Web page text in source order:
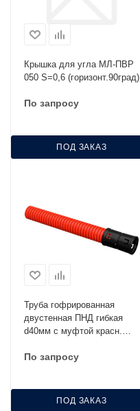
Крышка для угла МЛ-ПВР
050 S=0,6 (горизонт.90град)
По запросу
ПОД ЗАКАЗ
Труба гофрированная
двустенная ПНД гибкая
d40мм с муфтой красн.
По запросу
ПОД ЗАКАЗ